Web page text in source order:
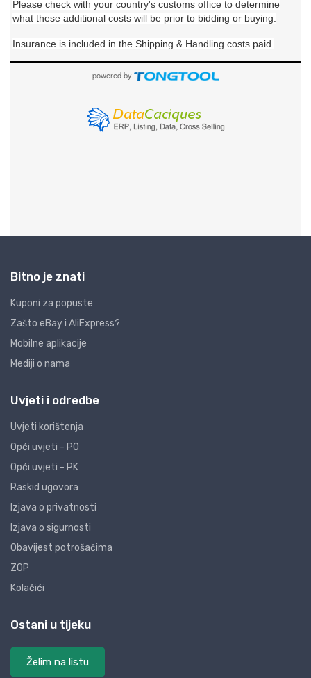
Bitno je znati
Kuponi za popuste
Zašto eBay i AliExpress?
Mobilne aplikacije
Mediji o nama
Uvjeti i odredbe
Uvjeti korištenja
Opći uvjeti - PO
Opći uvjeti - PK
Raskid ugovora
Izjava o privatnosti
Izjava o sigurnosti
Obavijest potrošačima
ZOP
Kolačići
Ostani u tijeku
Želim na listu